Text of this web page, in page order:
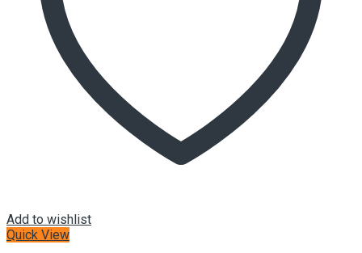
Add to wishlist
Quick View